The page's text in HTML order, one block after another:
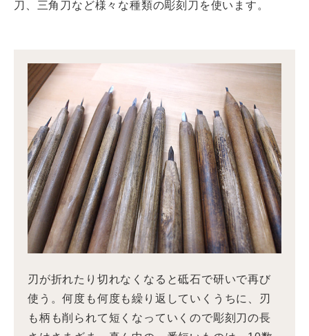
刀、三角刀など様々な種類の彫刻刀を使います。
刃が折れたり切れなくなると砥石で研いで再び
使う。何度も何度も繰り返していくうちに、刃
も柄も削られて短くなっていくので彫刻刀の長